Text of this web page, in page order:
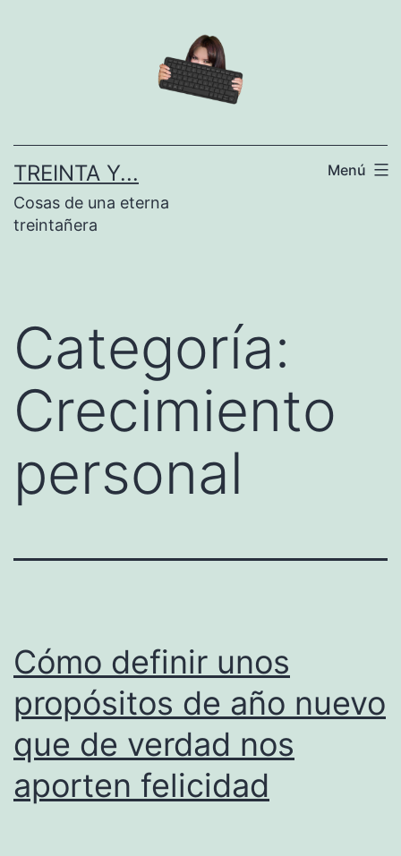
TREINTA Y...
Cosas de una eterna
treintañera
Menú
Categoría:
Crecimiento
personal
Cómo definir unos
propósitos de año nuevo
que de verdad nos
aporten felicidad